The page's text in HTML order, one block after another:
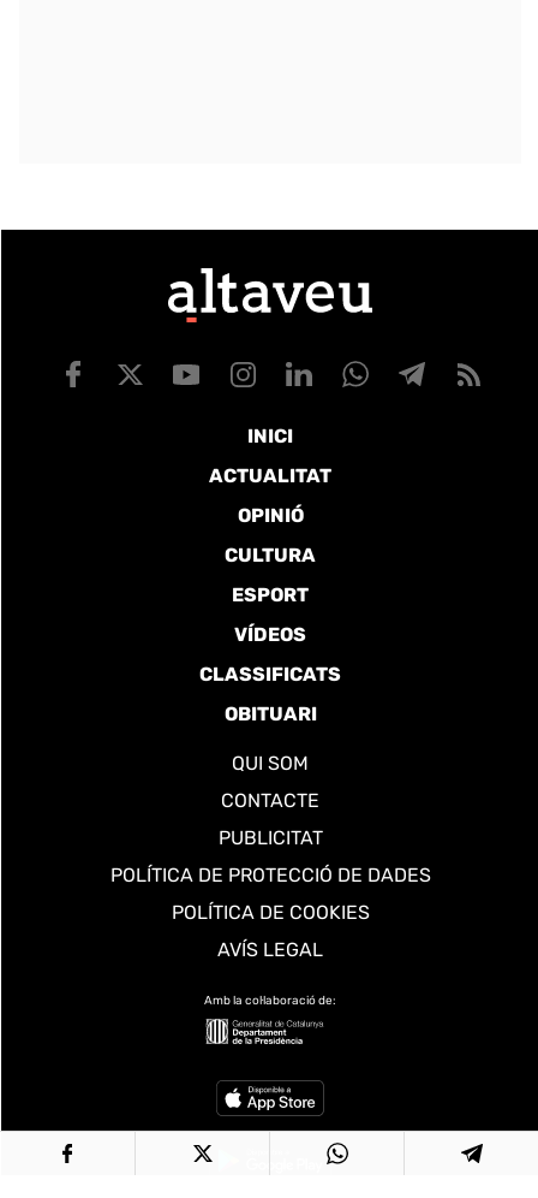
INICI
ACTUALITAT
OPINIÓ
CULTURA
ESPORT
VÍDEOS
CLASSIFICATS
OBITUARI
QUI SOM
CONTACTE
PUBLICITAT
POLÍTICA DE PROTECCIÓ DE DADES
POLÍTICA DE COOKIES
AVÍS LEGAL
Amb la col·laboració de: